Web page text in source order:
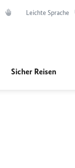
Leichte Sprache
Sicher Reisen